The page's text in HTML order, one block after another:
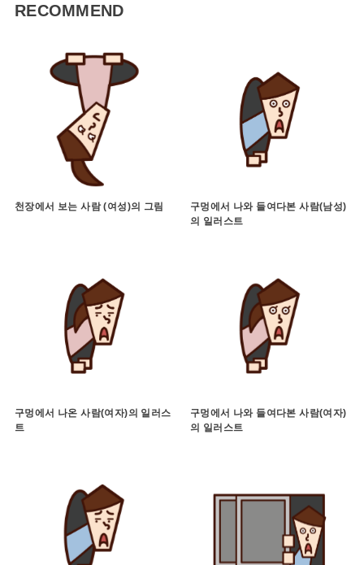
RECOMMEND
천장에서 보는 사람 (여성)의 그림
구멍에서 나와 들여다본 사람(남성)
의 일러스트
구멍에서 나온 사람(여자)의 일러스
트
구멍에서 나와 들여다본 사람(여자)
의 일러스트